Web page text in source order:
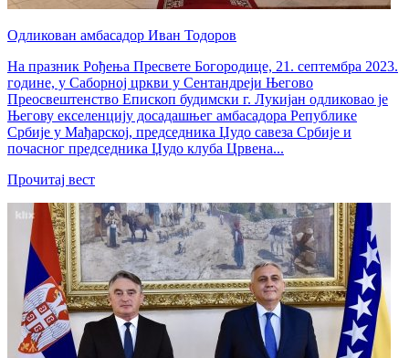
Одликован амбасадор Иван Тодоров
На празник Рођења Пресвете Богородице, 21. септембра 2023.
године, у Саборној цркви у Сентандреји Његово
Преосвештенство Епископ будимски г. Лукијан одликовао је
Његову екселенцију досадашњег амбасадора Републике
Србије у Мађарској, председника Џудо савеза Србије и
почасног председника Џудо клуба Црвена...
Прочитај вест